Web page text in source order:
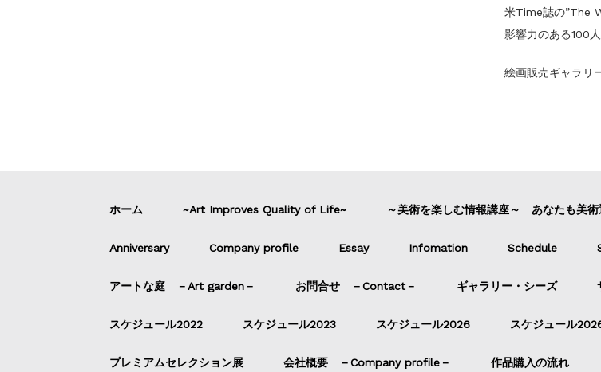
米Time誌の”The
影響力のある100
絵画販売ギャラリ
ホーム ~Art Improves Quality of Life~ ～美術を楽しむ情報講座～ あなたも美術
Anniversary Company profile Essay Infomation Schedule
アートな庭 －Art garden－ お問合せ －Contact－ ギャラリー・シーズ
スケジュール2022 スケジュール2023 スケジュール2026 スケジュール
プレミアムセレクション展 会社概要 －Company profile－ 作品購入の流れ